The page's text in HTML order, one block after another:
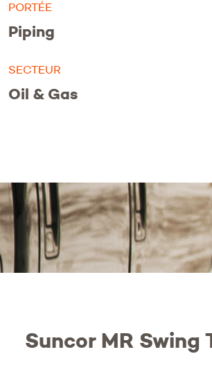
PORTÉE
Piping
SECTEUR
Oil & Gas
Suncor MR